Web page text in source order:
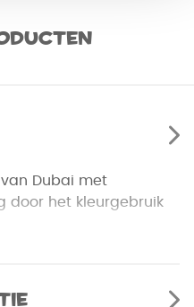
Dubai met
door het kleurgebruik